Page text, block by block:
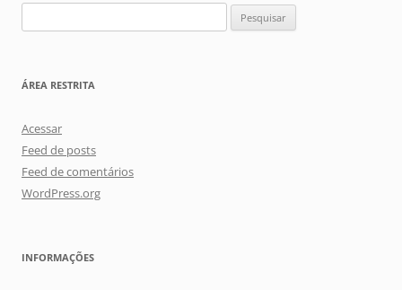
por:
ÁREA RESTRITA
Acessar
Feed de posts
Feed de comentários
WordPress.org
INFORMAÇÕES